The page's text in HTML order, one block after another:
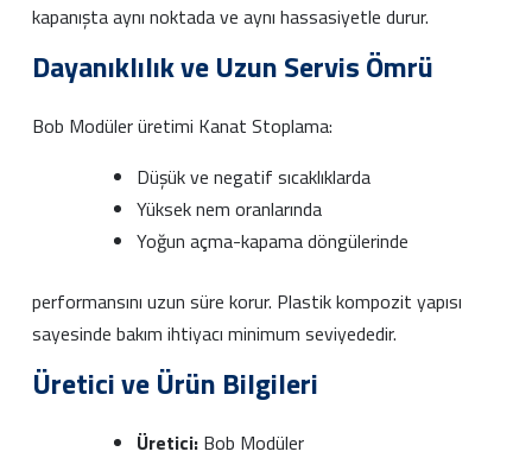
kapanışta aynı noktada ve aynı hassasiyetle durur.
Dayanıklılık ve Uzun Servis Ömrü
Bob Modüler üretimi Kanat Stoplama:
Düşük ve negatif sıcaklıklarda
Yüksek nem oranlarında
Yoğun açma-kapama döngülerinde
performansını uzun süre korur. Plastik kompozit yapısı
sayesinde bakım ihtiyacı minimum seviyededir.
Üretici ve Ürün Bilgileri
Üretici: Bob Modüler